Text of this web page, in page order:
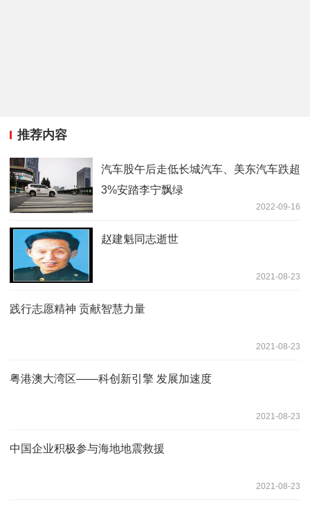
推荐内容
汽车股午后走低长城汽车、美东汽车跌超
3%安踏李宁飘绿
2022-09-16
赵建魁同志逝世
2021-08-23
践行志愿精神 贡献智慧力量
2021-08-23
粤港澳大湾区——科创新引擎 发展加速度
2021-08-23
中国企业积极参与海地地震救援
2021-08-23